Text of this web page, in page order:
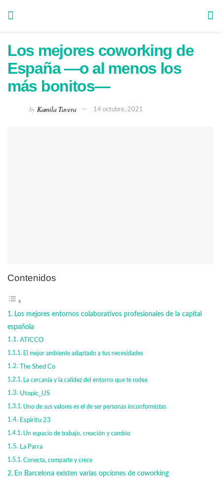
Los mejores coworking de
España —o al menos los
más bonitos—
by Kamila Tavera 14 octubre, 2021
Contenidos
Los mejores entornos colaborativos profesionales de la capital
española
ATICCO
El mejor ambiente adaptado a tus necesidades
The Shed Co
La cercanía y la calidez del entorno que te rodea
Utopic_US
Uno de sus valores es el de ser personas inconformistas
Espíritu 23
Un espacio de trabajo, creación y cambio
La Parra
Conecta, comparte y crece
En Barcelona existen varias opciones de coworking